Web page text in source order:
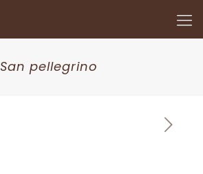
San pellegrino